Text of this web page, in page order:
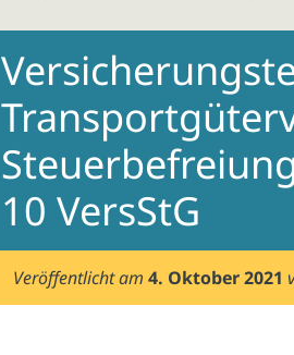
10 VersStG
Veröffentlicht am4. Oktober 2021